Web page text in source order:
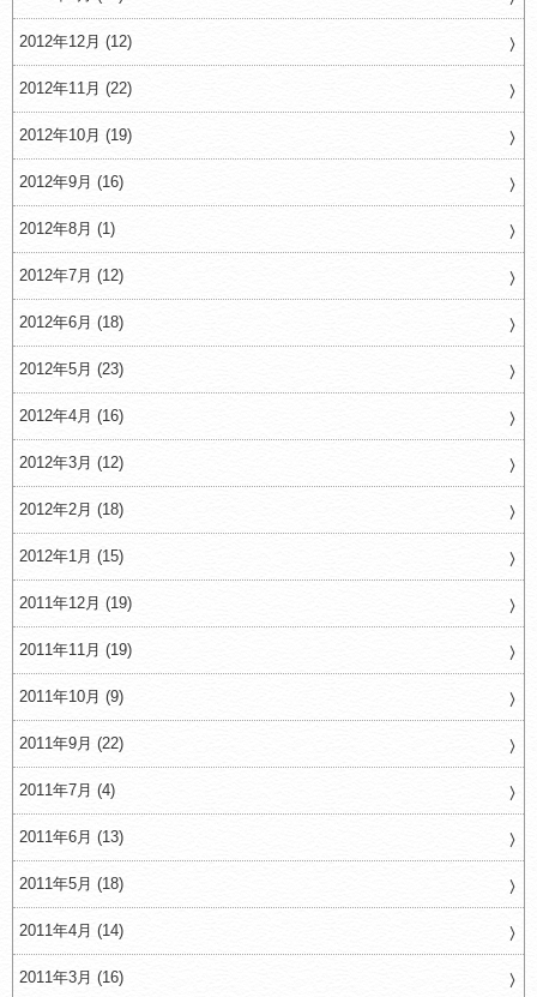
2012年12月 (12)
2012年11月 (22)
2012年10月 (19)
2012年9月 (16)
2012年8月 (1)
2012年7月 (12)
2012年6月 (18)
2012年5月 (23)
2012年4月 (16)
2012年3月 (12)
2012年2月 (18)
2012年1月 (15)
2011年12月 (19)
2011年11月 (19)
2011年10月 (9)
2011年9月 (22)
2011年7月 (4)
2011年6月 (13)
2011年5月 (18)
2011年4月 (14)
2011年3月 (16)